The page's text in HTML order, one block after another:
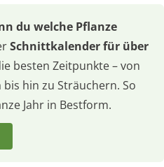
du welche Pflanze
Schnittkalender für über
besten Zeitpunkte – von
hin zu Sträuchern. So
Jahr in Bestform.